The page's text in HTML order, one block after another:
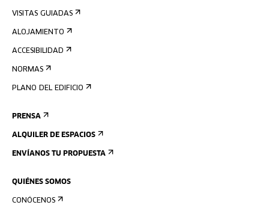
VISITAS GUIADAS
ALOJAMIENTO
ACCESIBILIDAD
NORMAS
PLANO DEL EDIFICIO
PRENSA
ALQUILER DE ESPACIOS
ENVÍANOS TU PROPUESTA
QUIÉNES SOMOS
CONÓCENOS